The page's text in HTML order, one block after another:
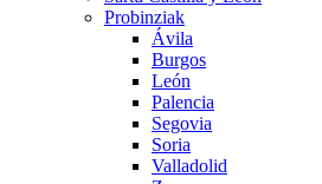
Probinziak
Ávila
Burgos
León
Palencia
Segovia
Soria
Valladolid